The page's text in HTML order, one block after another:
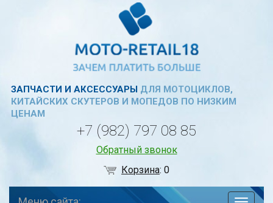
ЗАПЧАСТИ И АКСЕССУАРЫДЛЯ МОТОЦИКЛОВ,
КИТАЙСКИХ СКУТЕРОВ И МОПЕДОВ ПО НИЗКИМ
ЦЕНАМ
+7 (982) 797 08 85
Обратный звонок
Корзина:0